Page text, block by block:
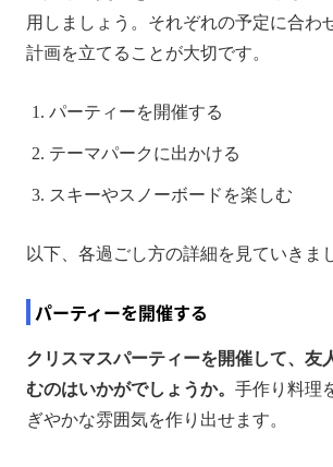
用しましょう。それぞれの予定に合わ
計画を立てることが大切です。
パーティーを開催する
テーマパークに出かける
スキーやスノーボードを楽しむ
以下、各過ごし方の詳細を見ていきま
パーティーを開催する
クリスマスパーティーを開催して、友
むのはいかがでしょうか。 手作り料理
ぎやかな雰囲気を作り出せます。